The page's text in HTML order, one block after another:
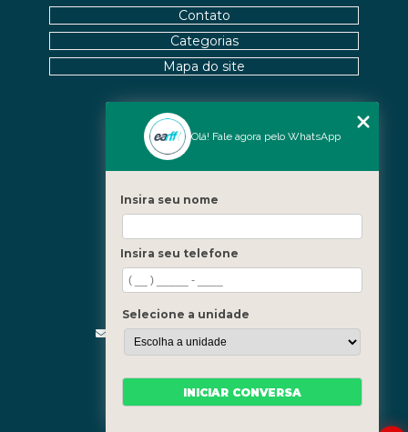
Fale Conosco
(21) 3619-5657
(21) 99390-3850
contato@fisioterapiainvestigativa.com
Segunda a sexta, das 7h às 21h
Nossas Unidades
Barra - Rio de Janeiro
Contato
Categorias
Mapa do site
Olá! Fale agora pelo WhatsApp
Insira seu nome
Insira seu telefone
Selecione a unidade
INICIAR CONVERSA